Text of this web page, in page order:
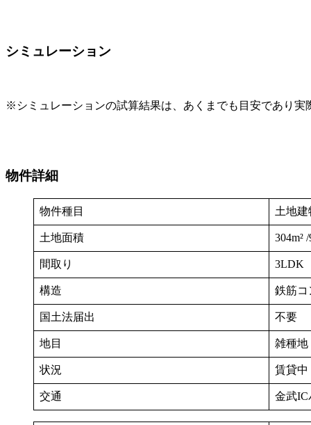
シミュレーション
※シミュレーションの試算結果は、あくまでも目安であり
物件詳細
物件種目 土地建
土地面積 304m²
間取り 3LDK
構造 鉄筋コ
国土法届出 不要
地目 雑種地
状況 賃貸中
交通 金武IC